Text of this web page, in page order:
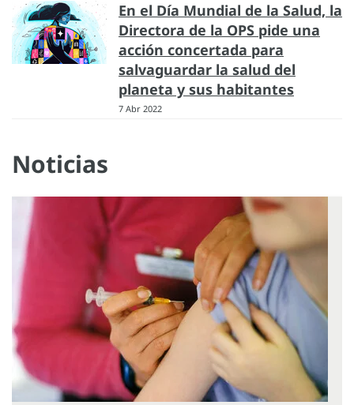
En el Día Mundial de la Salud, la
Directora de la OPS pide una
acción concertada para
salvaguardar la salud del
planeta y sus habitantes
7 Abr 2022
Noticias